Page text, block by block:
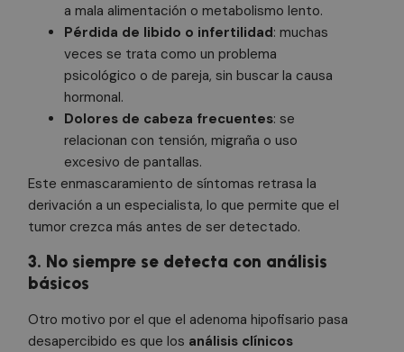
a mala alimentación o metabolismo lento.
Pérdida de libido o infertilidad: muchas
veces se trata como un problema
psicológico o de pareja, sin buscar la causa
hormonal.
Dolores de cabeza frecuentes: se
relacionan con tensión, migraña o uso
excesivo de pantallas.
Este enmascaramiento de síntomas retrasa la
derivación a un especialista, lo que permite que el
tumor crezca más antes de ser detectado.
3. No siempre se detecta con análisis
básicos
Otro motivo por el que el adenoma hipofisario pasa
desapercibido es que los análisis clínicos